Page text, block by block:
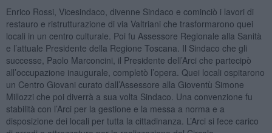
Enrico Rossi, Vicesindaco, divenne Sindaco e cominciò i lavori di
restauro e ristrutturazione di via Valtriani che trasformarono quei
locali in un centro culturale. Poi fu Assessore Regionale alla Sanità
e l’attuale Presidente della Regione Toscana. Il Sindaco che gli
successe, Paolo Marconcini, il Presidente dell’Arci che partecipò
all’occupazione inaugurale, completò l’opera. Quei locali ospitarono
un Centro Giovani curato dall’Assessore alla Gioventù Simone
Millozzi che poi diverrà a sua volta Sindaco. Una convenzione fu
stabilità con l’Arci per la gestione e la messa a norma e a
disposizione dei locali per tutta la cittadinanza. L’Arci si fece carico